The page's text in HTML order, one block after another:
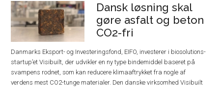
Dansk løsning skal
gøre asfalt og beton
CO2-fri
Danmarks Eksport- og Investeringsfond, EIFO, investerer i biosolutions-
startup’et Visibuilt, der udvikler en ny type bindemiddel baseret på
svampens rodnet, som kan reducere klimaaftrykket fra nogle af
verdens mest CO2-tunge materialer. Den danske virksomhed Visibuilt